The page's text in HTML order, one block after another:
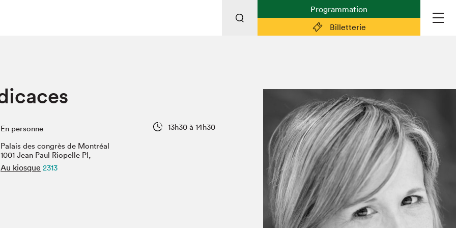
Billetterie
Programmation
Vidéos et balados
Préparer sa visite
Partenaires
Espace médias
Espace exposant·e·s
Espace enseignant·e·s
Espace participant⋅e⋅s
Espace Salon dans la ville
Espace bénévoles
Devenir bénévole
En personne
13h30 à 14h30
Palais des congrès de Montréal
1001 Jean Paul Riopelle Pl,
Au kiosque 2313